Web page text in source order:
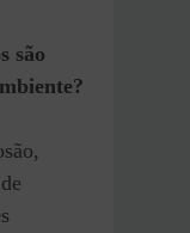
são